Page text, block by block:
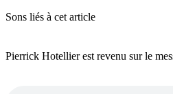
Sons liés à cet article
Pierrick Hotellier est revenu sur le